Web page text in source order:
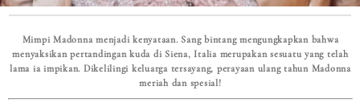
Mimpi Madonna menjadi kenyataan. Sang bintang mengungkapkan bahwa
menyaksikan pertandingan kuda di Siena, Italia merupakan sesuatu yang telah
lama ia impikan. Dikelilingi keluarga tersayang, perayaan ulang tahun Madonna
meriah dan spesial!